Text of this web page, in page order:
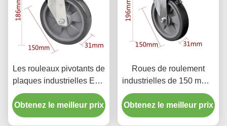
Les rouleaux pivotants de
plaques industrielles EDL
150 mm 6 pouces 130 kg
enduit de chrome
Obtenez le meilleur prix
Roues de roulement
industrielles de 150 mm 6
pouces 130 kg rouleau de
roulement en TPU fileté
Obtenez le meilleur prix